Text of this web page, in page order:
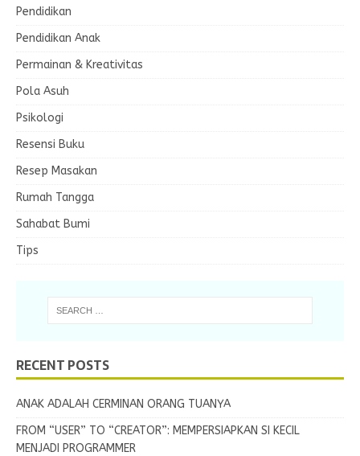
Pendidikan
Pendidikan Anak
Permainan & Kreativitas
Pola Asuh
Psikologi
Resensi Buku
Resep Masakan
Rumah Tangga
Sahabat Bumi
Tips
RECENT POSTS
ANAK ADALAH CERMINAN ORANG TUANYA
FROM “USER” TO “CREATOR”: MEMPERSIAPKAN SI KECIL
MENJADI PROGRAMMER